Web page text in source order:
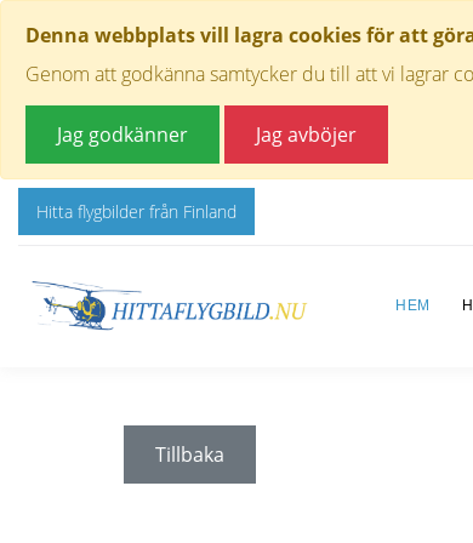
Denna webbplats vill lagra cookies för att
Genom att godkänna samtycker du till att vi lagrar
Jag godkänner Jag avböjer
Hitta flygbilder från Finland
HEM
Tillbaka